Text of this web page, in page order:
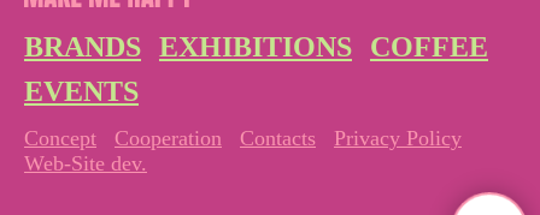
BRANDS EXHIBITIONS
COFFEE
EVENTS
Concept Cooperation Contacts
Privacy Policy
Web-Site dev.